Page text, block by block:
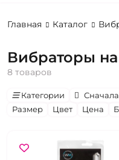
Главная Каталог
Вибраторы
8 товаров
Категории
Размер
Цвет Цена